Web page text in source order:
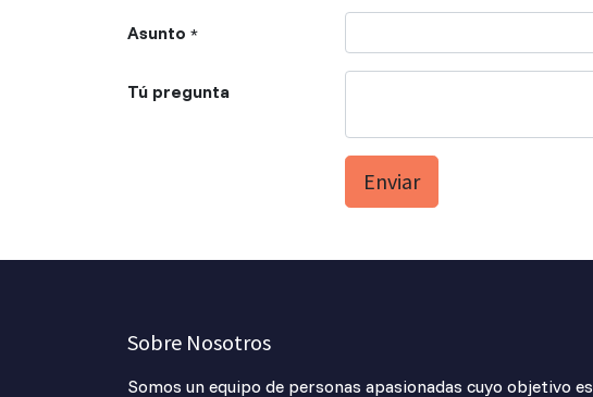
Asunto *
Tú pregunta
Enviar
Sobre Nosotros
Somos un equipo de personas apasionadas cuyo objetivo es